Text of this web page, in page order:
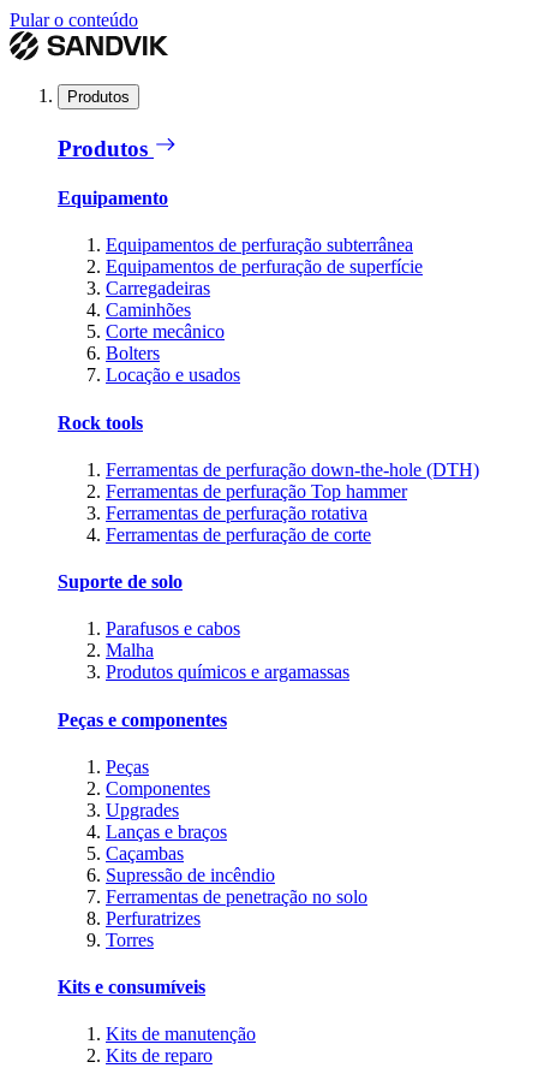
Pular o conteúdo
Produtos
Produtos
Equipamento
Equipamentos de perfuração subterrânea
Equipamentos de perfuração de superfície
Carregadeiras
Caminhões
Corte mecânico
Bolters
Locação e usados
Rock tools
Ferramentas de perfuração down-the-hole (DTH)
Ferramentas de perfuração Top hammer
Ferramentas de perfuração rotativa
Ferramentas de perfuração de corte
Suporte de solo
Parafusos e cabos
Malha
Produtos químicos e argamassas
Peças e componentes
Peças
Componentes
Upgrades
Lanças e braços
Caçambas
Supressão de incêndio
Ferramentas de penetração no solo
Perfuratrizes
Torres
Kits e consumíveis
Kits de manutenção
Kits de reparo